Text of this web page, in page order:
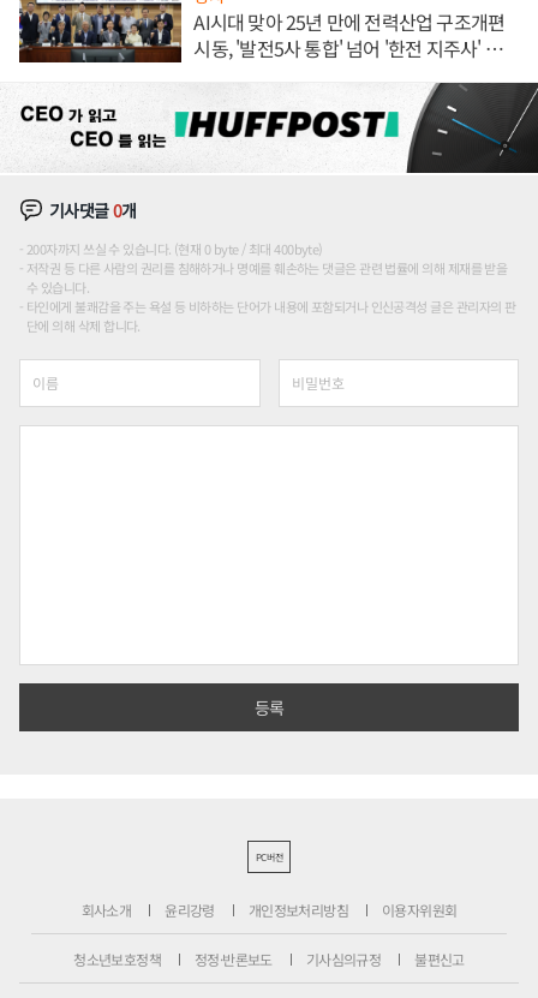
AI시대 맞아 25년 만에 전력산업 구조개편
시동, '발전5사 통합' 넘어 '한전 지주사' 재편
기사댓글0개
200자까지 쓰실 수 있습니다. (현재 0 byte / 최대 400byte)
저작권 등 다른 사람의 권리를 침해하거나 명예를 훼손하는 댓글은 관련 법률에 의해 제재를 받을
수 있습니다.
타인에게 불쾌감을 주는 욕설 등 비하하는 단어가 내용에 포함되거나 인신공격성 글은 관리자의 판
단에 의해 삭제 합니다.
PC버전
회사소개 윤리강령 개인정보처리방침 이용자위원회
청소년보호정책 정정·반론보도 기사심의규정 불편신고